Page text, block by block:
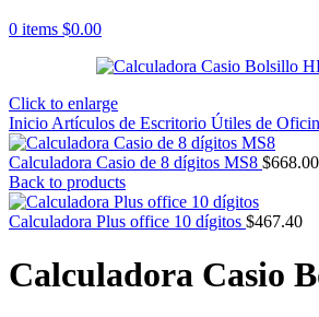
0 items $0.00
Click to enlarge
Inicio Artículos de Escritorio Útiles de
Calculadora Casio de 8 dígitos MS8 $668.00
Back to products
Calculadora Plus office 10 dígitos $467.40
Calculadora Casio